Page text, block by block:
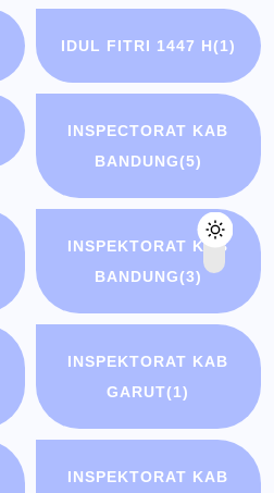
IDUL FITRI 1447 H(1)
INSPECTORAT KAB
BANDUNG(5)
INSPEKTORAT KAB
BANDUNG(3)
INSPEKTORAT KAB
GARUT(1)
INSPEKTORAT KAB